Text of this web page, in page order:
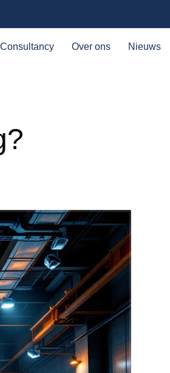
Consultancy Over ons Nieuws